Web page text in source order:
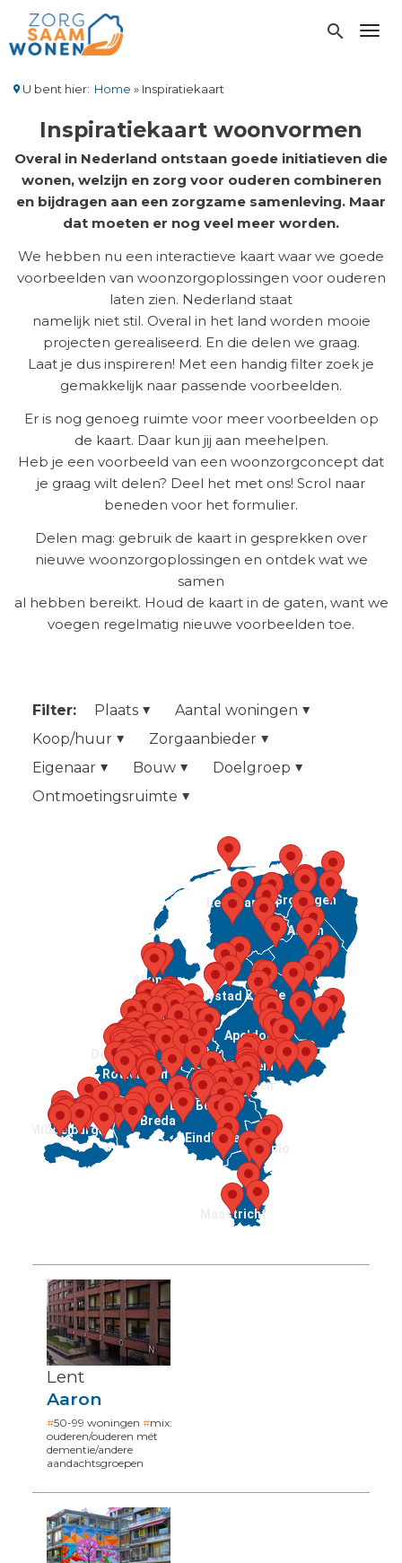
naar
de
gaan
search
U bent hier: Home Inspiratiekaart
Inspiratiekaart woonvormen
Overal in Nederland ontstaan goede initiatieven die
wonen, welzijn en zorg voor ouderen combineren
en bijdragen aan een zorgzame samenleving. Maar
dat moeten er nog veel meer worden.
We hebben nu een interactieve kaart waar we goede
voorbeelden van woonzorgoplossingen voor ouderen
laten zien. Nederland staat
namelijk niet stil. Overal in het land worden mooie
projecten gerealiseerd. En die delen we graag.
Laat je dus inspireren! Met een handig filter zoek je
gemakkelijk naar passende voorbeelden.
Er is nog genoeg ruimte voor meer voorbeelden op
de kaart. Daar kun jij aan meehelpen.
Heb je een voorbeeld van een woonzorgconcept dat
je graag wilt delen? Deel het met ons! Scrol naar
beneden voor het formulier.
Delen mag: gebruik de kaart in gesprekken over
nieuwe woonzorgoplossingen en ontdek wat we
samen
al hebben bereikt. Houd de kaart in de gaten, want we
voegen regelmatig nieuwe voorbeelden toe.